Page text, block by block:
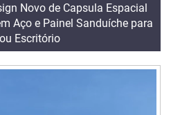
Novo de Capsula Espacial
Aço e Painel Sanduíche para
Escritório